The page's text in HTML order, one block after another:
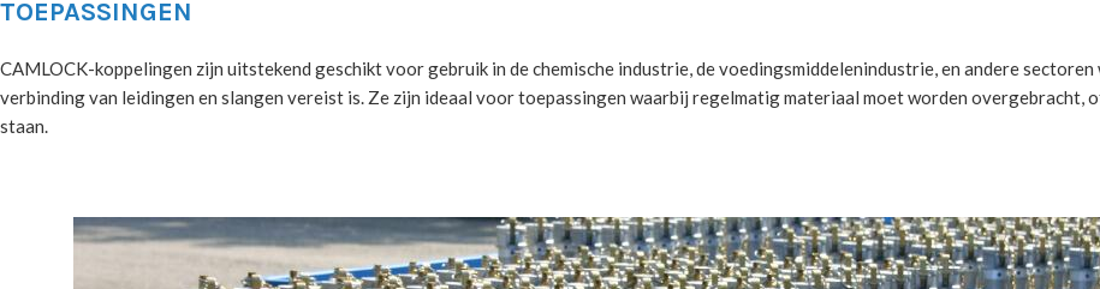
TOEPASSINGEN
CAMLOCK-koppelingen zijn uitstekend geschikt voor gebruik in de chemische industrie, de voedingsmiddelenindustrie, en andere
verbinding van leidingen en slangen vereist is. Ze zijn ideaal voor toepassingen waarbij regelmatig materiaal moet worden overgebracht,
staan.